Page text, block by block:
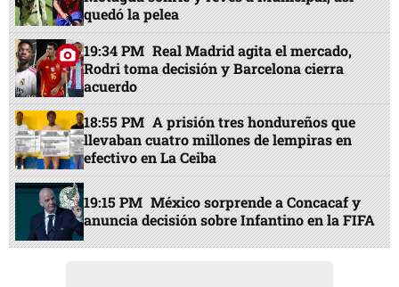
quedó la pelea
19:34 PM Real Madrid agita el mercado,
Rodri toma decisión y Barcelona cierra
acuerdo
18:55 PM A prisión tres hondureños que
llevaban cuatro millones de lempiras en
efectivo en La Ceiba
19:15 PM México sorprende a Concacaf y
anuncia decisión sobre Infantino en la FIFA